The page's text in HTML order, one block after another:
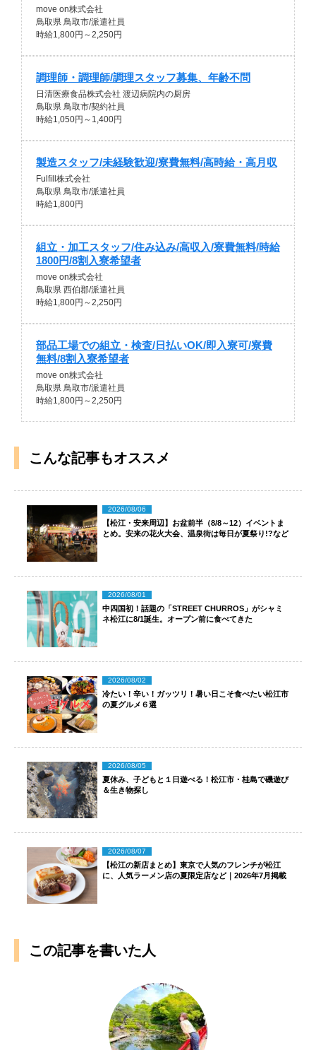
move on株式会社
鳥取県 鳥取市/派遣社員
時給1,800円～2,250円
調理師・調理師/調理スタッフ募集、年齢不問
日清医療食品株式会社 渡辺病院内の厨房
鳥取県 鳥取市/契約社員
時給1,050円～1,400円
製造スタッフ/未経験歓迎/寮費無料/高時給・高月収
Fulfill株式会社
鳥取県 鳥取市/派遣社員
時給1,800円
組立・加工スタッフ/住み込み/高収入/寮費無料/時給
1800円/8割入寮希望者
move on株式会社
鳥取県 西伯郡/派遣社員
時給1,800円～2,250円
部品工場での組立・検査/日払いOK/即入寮可/寮費
無料/8割入寮希望者
move on株式会社
鳥取県 鳥取市/派遣社員
時給1,800円～2,250円
こんな記事もオススメ
2026/08/06
【松江・安来周辺】お盆前半（8/8～12）イベントま
とめ。安来の花火大会、温泉街は毎日が夏祭り!?など
2026/08/01
中四国初！話題の「STREET CHURROS」がシャミ
ネ松江に8/1誕生。オープン前に食べてきた
2026/08/02
冷たい！辛い！ガッツリ！暑い日こそ食べたい松江市
の夏グルメ６選
2026/08/05
夏休み、子どもと１日遊べる！松江市・桂島で磯遊び
＆生き物探し
2026/08/07
【松江の新店まとめ】東京で人気のフレンチが松江
に、人気ラーメン店の夏限定店など｜2026年7月掲載
この記事を書いた人